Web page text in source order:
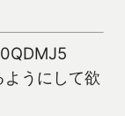
うにして欲